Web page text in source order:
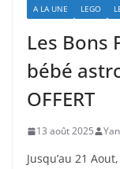
A LA UNE LEGO
Les Bons
bébé
OFFERT
13 août 2025
Jusqu’au 21